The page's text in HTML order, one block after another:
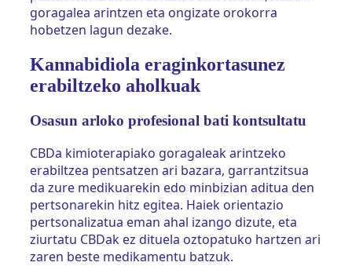
goragalea arintzen eta ongizate orokorra
hobetzen lagun dezake.
Kannabidiola eraginkortasunez
erabiltzeko aholkuak
Osasun arloko profesional bati kontsultatu
CBDa kimioterapiako goragaleak arintzeko
erabiltzea pentsatzen ari bazara, garrantzitsua
da zure medikuarekin edo minbizian aditua den
pertsonarekin hitz egitea. Haiek orientazio
pertsonalizatua eman ahal izango dizute, eta
ziurtatu CBDak ez dituela oztopatuko hartzen ari
zaren beste medikamentu batzuk.